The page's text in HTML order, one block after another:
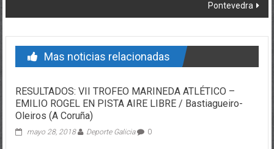
Pontevedra
Mas noticias relacionadas
RESULTADOS: VII TROFEO MARINEDA ATLÉTICO –
EMILIO ROGEL EN PISTA AIRE LIBRE / Bastiagueiro-
Oleiros (A Coruña)
mayo 28, 2018 Deporte Galicia 0